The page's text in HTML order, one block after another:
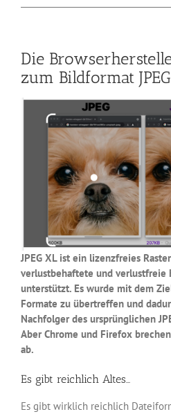
Die
zum Bildformat
JPEG XL ist ein lizenzfreies
verlustbehaftete und verlustfreie
unterstützt. Es wurde mit dem
Formate zu übertreffen und
Nachfolger des ursprünglichen
Aber Chrome und Firefox
ab.
Es gibt reichlich Altes…
Es gibt wirklich reichlich